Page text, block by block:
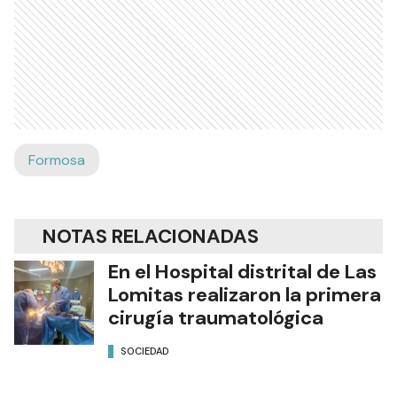
Formosa
NOTAS RELACIONADAS
En el Hospital distrital de Las
Lomitas realizaron la primera
cirugía traumatológica
SOCIEDAD